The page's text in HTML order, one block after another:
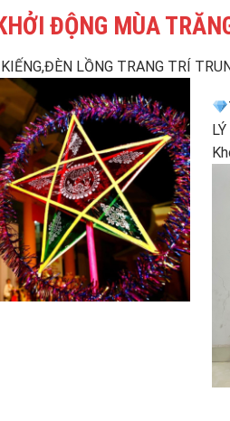
ĐỘNG MÙA
LỒNG TRANG TRÍ